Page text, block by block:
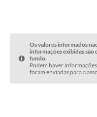
Os valores informados
informações exibidas são
fundo.
Podem haver
foram enviadas para a